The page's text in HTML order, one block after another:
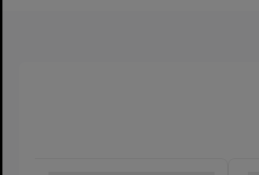
Nguồn điện: pin sạc cho xe + pin điều khiển
Đèn LED nháy sinh động, thích hợp chơi cả